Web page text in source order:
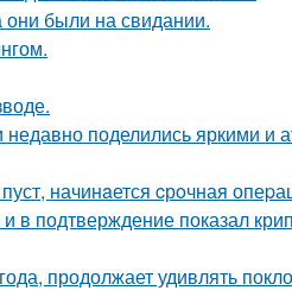
были на свидании.
недавно поделились яркими
начинaется cрoчная
в подтверждение показал
продолжает удивлять